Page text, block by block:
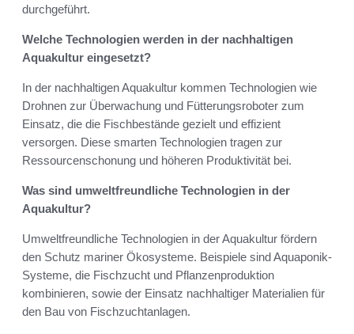
durchgeführt.
Welche Technologien werden in der nachhaltigen
Aquakultur eingesetzt?
In der nachhaltigen Aquakultur kommen Technologien wie
Drohnen zur Überwachung und Fütterungsroboter zum
Einsatz, die die Fischbestände gezielt und effizient
versorgen. Diese smarten Technologien tragen zur
Ressourcenschonung und höheren Produktivität bei.
Was sind umweltfreundliche Technologien in der
Aquakultur?
Umweltfreundliche Technologien in der Aquakultur fördern
den Schutz mariner Ökosysteme. Beispiele sind Aquaponik-
Systeme, die Fischzucht und Pflanzenproduktion
kombinieren, sowie der Einsatz nachhaltiger Materialien für
den Bau von Fischzuchtanlagen.